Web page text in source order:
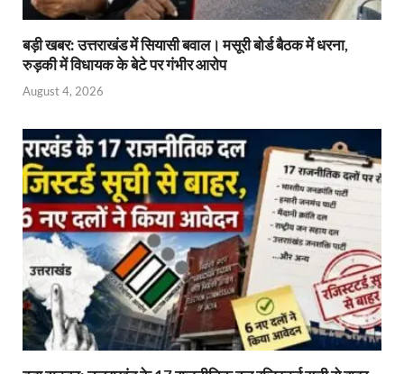
बड़ी खबर: उत्तराखंड में सियासी बवाल। मसूरी बोर्ड बैठक में धरना,
रुड़की में विधायक के बेटे पर गंभीर आरोप
August 4, 2026